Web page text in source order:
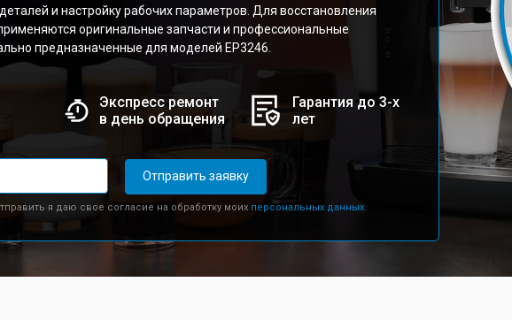
и настройку рабочих параметров. Для восстановления
оригинальные запчасти и профессиональные
предназначенные для моделей EP3246.
Экспресс ремонт
в день обращения
Гарантия до 3-х
лет
Отправить заявку
я даю свое согласие на обработку моих персональных данных.